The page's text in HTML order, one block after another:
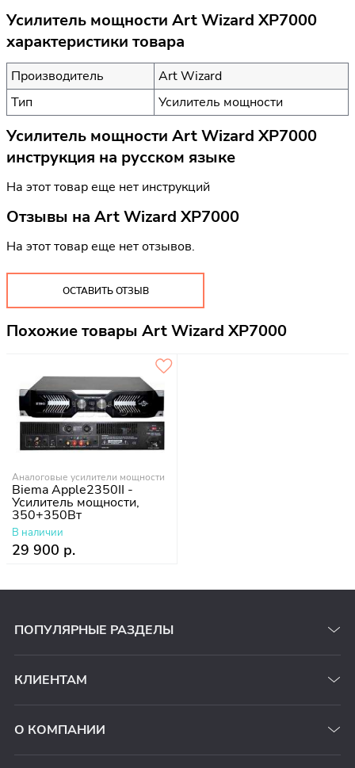
Усилитель мощности Art Wizard XP7000
характеристики товара
Производитель
Art Wizard
Тип
Усилитель мощности
Усилитель мощности Art Wizard XP7000
инструкция на русском языке
На этот товар еще нет инструкций
Отзывы на Art Wizard XP7000
На этот товар еще нет отзывов.
ОСТАВИТЬ ОТЗЫВ
Похожие товары Art Wizard XP7000
Аналоговые усилители мощности
Biema Apple2350II -
Усилитель мощности,
350+350Вт
В наличии
29 900 р.
ПОПУЛЯРНЫЕ РАЗДЕЛЫ
КЛИЕНТАМ
О КОМПАНИИ